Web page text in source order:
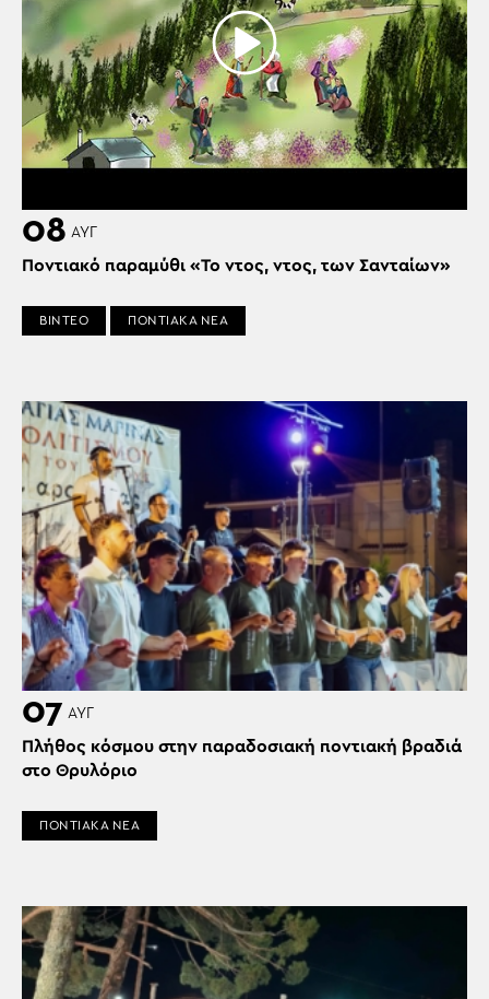
08 ΑΥΓ
Ποντιακό παραμύθι «Το ντος, ντος, των Σανταίων»
ΒΙΝΤΕΟ ΠΟΝΤΙΑΚΑ ΝΕΑ
07 ΑΥΓ
Πλήθος κόσμου στην παραδοσιακή ποντιακή βραδιά
στο Θρυλόριο
ΠΟΝΤΙΑΚΑ ΝΕΑ